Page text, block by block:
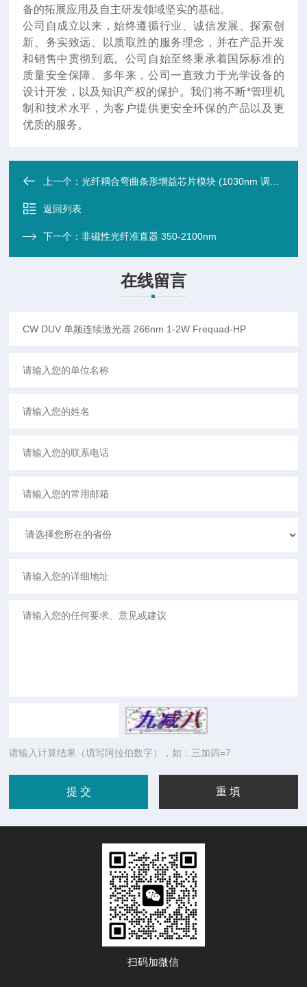
备的拓展应用及自主研发领域坚实的基础。
公司自成立以来，始终遵循行业、诚信发展、探索创
新、务实致远、以质取胜的服务理念，并在产品开发
和销售中贯彻到底。公司自始至终秉承着国际标准的
质量安全保障。多年来，公司一直致力于光学设备的
设计开发，以及知识产权的保护。我们将不断*管理机
制和技术水平，为客户提供更安全环保的产品以及更
优质的服务。
上一个：光纤耦合弯曲条形增益芯片模块 (1030nm 调谐范围宽度130nm)
返回列表
下一个：非磁性光纤准直器 350-2100nm
在线留言
请输入计算结果（填写阿拉伯数字），如：三加四=7
扫码加微信